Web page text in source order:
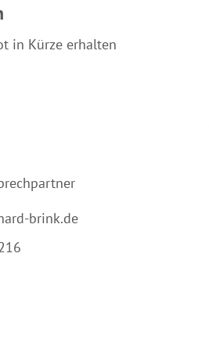
in Kürze erhalten
brink.de